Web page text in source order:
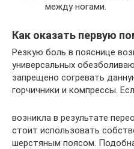
между ногами.
Как оказать первую
Резкую боль в пояснице
универсальных
запрещено согревать
горчичники и компрессы.
возникла в результате
стоит использовать
шерстяным поясом.